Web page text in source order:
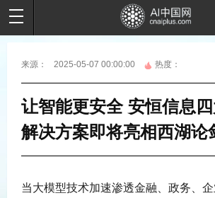
来源： 2025-05-07 00:00:00 热度：
让智能更安全 安恒信息
解决方案即将亮相西湖论
当大模型技术加速渗透金融、政务、